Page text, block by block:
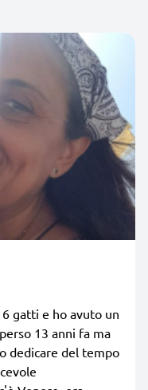
gatti e ho avuto un
13 anni fa ma
dedicare del tempo